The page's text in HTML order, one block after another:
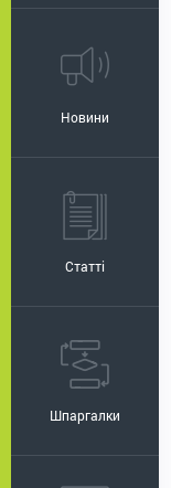
Новини
Статті
Шпаргалки